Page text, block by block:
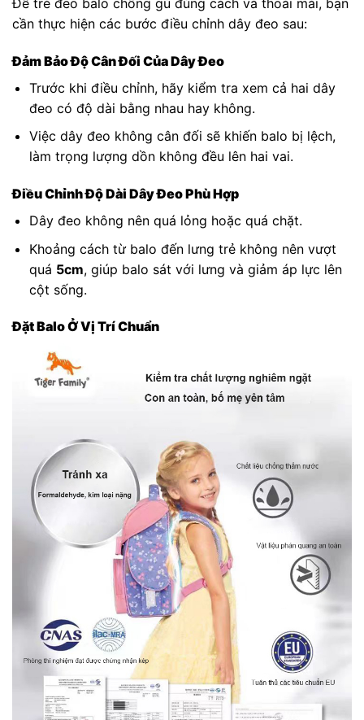
cần thực hiện các bước điều chỉnh dây đeo sau:
Đảm Bảo Độ Cân Đối Của Dây Đeo
Trước khi điều chỉnh, hãy kiểm tra xem cả hai dây
đeo có độ dài bằng nhau hay không.
Việc dây đeo không cân đối sẽ khiến balo bị lệch,
làm trọng lượng dồn không đều lên hai vai.
Điều Chỉnh Độ Dài Dây Đeo Phù Hợp
Dây đeo không nên quá lỏng hoặc quá chặt.
Khoảng cách từ balo đến lưng trẻ không nên vượt
quá 5cm, giúp balo sát với lưng và giảm áp lực lên
cột sống.
Đặt Balo Ở Vị Trí Chuẩn